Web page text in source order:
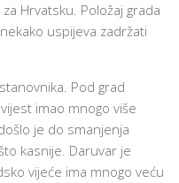
Hrvatsku. Položaj grada
uspijeva zadržati
Pod grad
imao mnogo više
je do smanjenja
kasnije. Daruvar je
vijeće ima mnogo veću